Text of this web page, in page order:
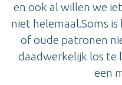
en ook al willen we
niet helemaal.Soms
of oude patronen
daadwerkelijk los te
een